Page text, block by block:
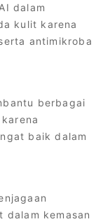
dalam
kulit karena
antimikroba
berbagai
baik dalam
dalam kemasan